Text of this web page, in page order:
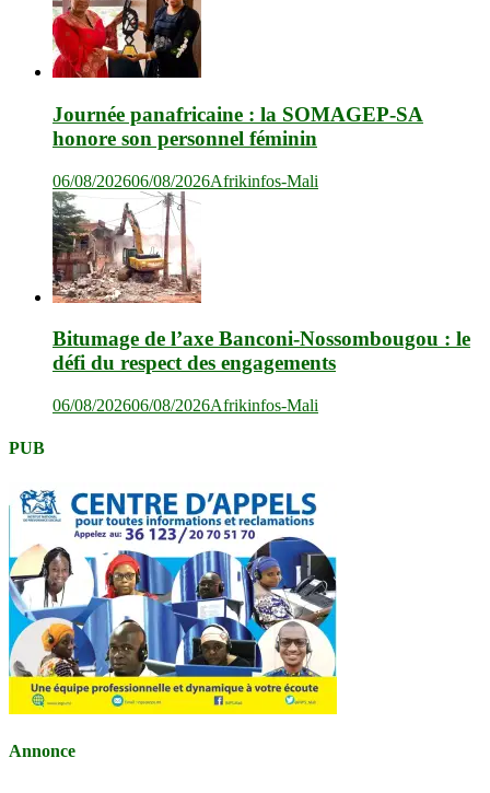
Journée panafricaine : la SOMAGEP-SA
honore son personnel féminin
06/08/202606/08/2026Afrikinfos-Mali
Bitumage de l’axe Banconi-Nossombougou : le
défi du respect des engagements
06/08/202606/08/2026Afrikinfos-Mali
PUB
Annonce